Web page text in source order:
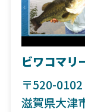
ビワコマリ
〒520-0102
滋賀県大津